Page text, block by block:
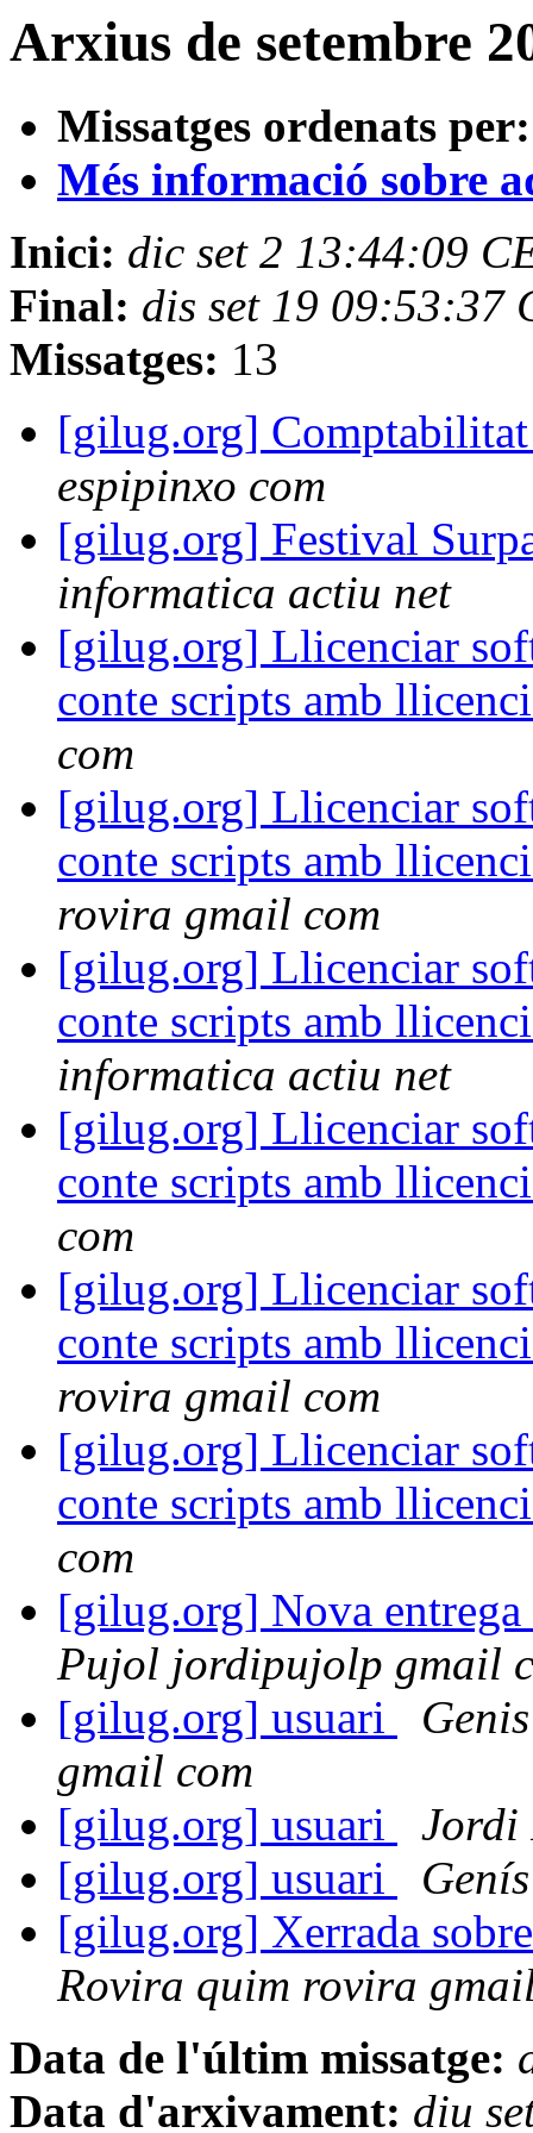
Arxius de setembre
Missatges ordenats per:
Més informació sobre
Inici: dic set 2 13:44:09
Final: dis set 19 09:53:37
Missatges: 13
[gilug.org]
espipinxo com
[gilug.org] Festival
informatica actiu net
[gilug.org] Llicenciar
conte scripts amb
com
[gilug.org] Llicenciar
conte scripts amb
rovira gmail com
[gilug.org] Llicenciar
conte scripts amb
informatica actiu net
[gilug.org] Llicenciar
conte scripts amb
com
[gilug.org] Llicenciar
conte scripts amb
rovira gmail com
[gilug.org] Llicenciar
conte scripts amb
com
[gilug.org] Nova
Pujol jordipujolp gmail
[gilug.org] usuari
gmail com
[gilug.org] usuari
Jordi
[gilug.org] usuari
[gilug.org] Xerrada
Rovira quim rovira
Data de l'últim missatge:
Data d'arxivament: diu